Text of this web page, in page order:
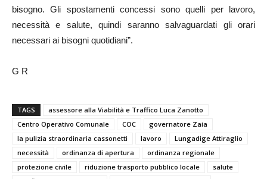
bisogno. Gli spostamenti concessi sono quelli per lavoro,
necessità e salute, quindi saranno salvaguardati gli orari
necessari ai bisogni quotidiani”.
G R
TAGS
assessore alla Viabilità e Traffico Luca Zanotto
Centro Operativo Comunale
COC
governatore Zaia
la pulizia straordinaria cassonetti
lavoro
Lungadige Attiraglio
necessità
ordinanza di apertura
ordinanza regionale
protezione civile
riduzione trasporto pubblico locale
salute